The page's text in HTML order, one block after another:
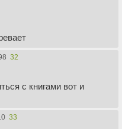
32
с книгами вот и
33